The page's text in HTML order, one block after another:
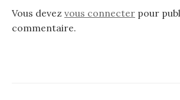
Vous devez vous connecter pour
commentaire.